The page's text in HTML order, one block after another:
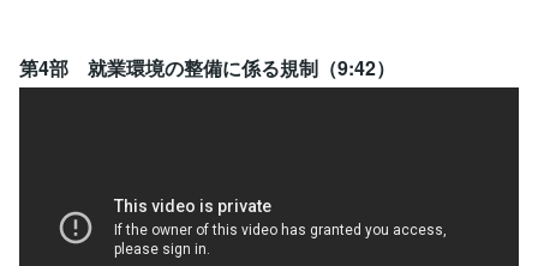
第4部 就業環境の整備に係る規制（9:42）